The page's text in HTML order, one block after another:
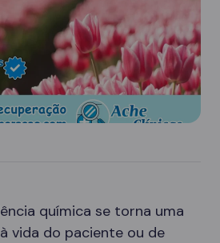
química se torna uma
vida do paciente ou de